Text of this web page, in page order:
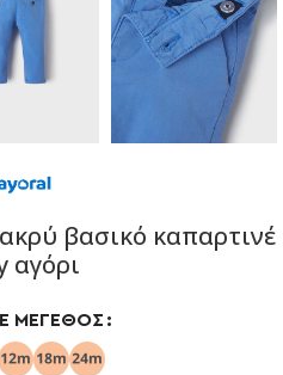
βασικό καπαρτινέ
αγόρι
ΜΈΓΕΘΟΣ